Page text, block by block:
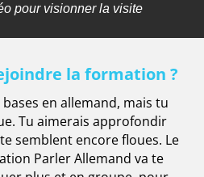
pour visionner la visite
la formation ?
en allemand, mais tu
Tu aimerais approfondir
semblent encore floues. Le
Parler Allemand va te